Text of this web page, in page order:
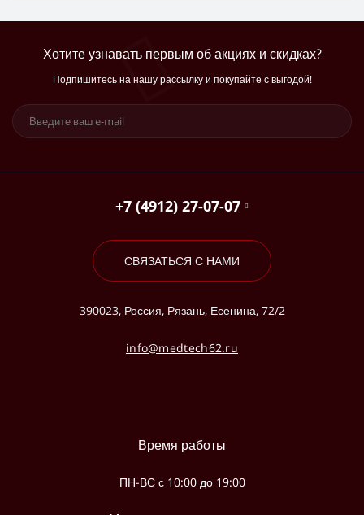
Хотите узнавать первым об акциях и скидках?
Подпишитесь на нашу рассылку и покупайте с выгодой!
+7 (4912) 27-07-07
СВЯЗАТЬСЯ С НАМИ
390023, Россия, Рязань, Есенина, 72/2
info@medtech62.ru
Время работы
ПН-ВС с 10:00 до 19:00